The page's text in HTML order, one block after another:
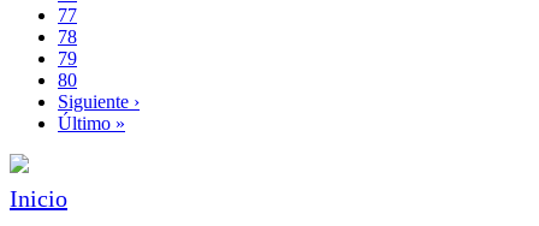
actual
Page
77
Page
78
Page
79
Page
80
Siguiente
página
Siguiente ›
Última
Último »
Inicio